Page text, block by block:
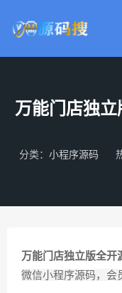
万能门店独
分类： 小程序源码
万能门店独立版全开
微信小程序源码，会